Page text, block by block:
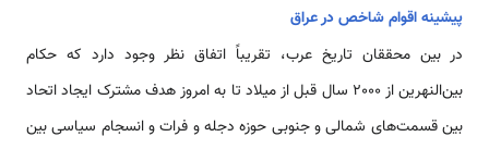
پیشینه اقوام شاخص در عراق
در بین محققان تاریخ عرب، تقریباً اتفاق نظر وجود دارد که حکام
بین‌النهرین از 2000 سال قبل از میلاد تا به امروز هدف مشترک ایجاد اتحاد
بین قسمت‌های شمالی و جنوبی حوزه دجله و فرات و انسجام سیاسی بین